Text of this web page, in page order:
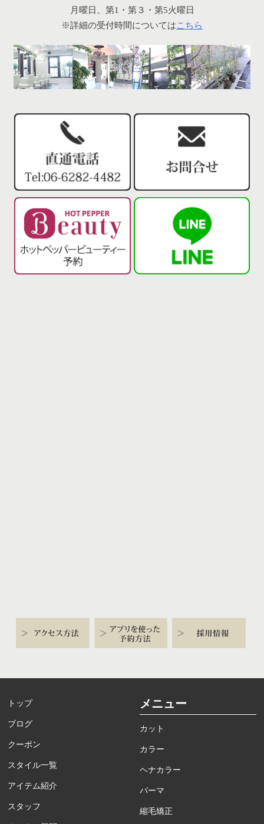
月曜日、第1・第３・第5火曜日
※詳細の受付時間についてはこちら
トップ
ブログ
クーポン
スタイル一覧
アイテム紹介
スタッフ
メニュー
カット
カラー
ヘナカラー
パーマ
縮毛矯正